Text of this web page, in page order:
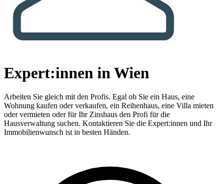
Expert:innen in Wien
Arbeiten Sie gleich mit den Profis. Egal ob Sie ein Haus, eine
Wohnung kaufen oder verkaufen, ein Reihenhaus, eine Villa mieten
oder vermieten oder für Ihr Zinshaus den Profi für die
Hausverwaltung suchen. Kontaktieren Sie die Expert:innen und Ihr
Immobilienwunsch ist in besten Händen.